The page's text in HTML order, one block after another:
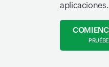
aplicaciones.